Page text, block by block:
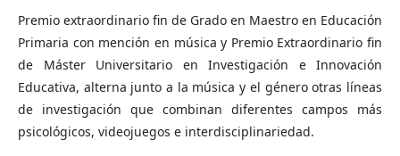
Premio extraordinario fin de Grado en Maestro en Educación
Primaria con mención en música y Premio Extraordinario fin
de Máster Universitario en Investigación e Innovación
Educativa, alterna junto a la música y el género otras líneas
de investigación que combinan diferentes campos más
psicológicos, videojuegos e interdisciplinariedad.